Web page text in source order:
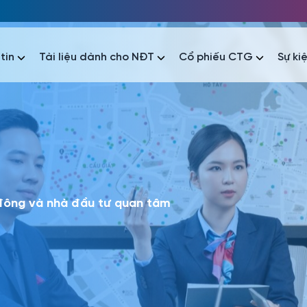
chính Thông tin giao dịch Công bố thông tin Sự kiện
Tài liệu dành cho NĐT Cổ phiếu CTG Sự
Thông tin giao dịch Công bố thông tin
và nhà đầu tư quan tâm